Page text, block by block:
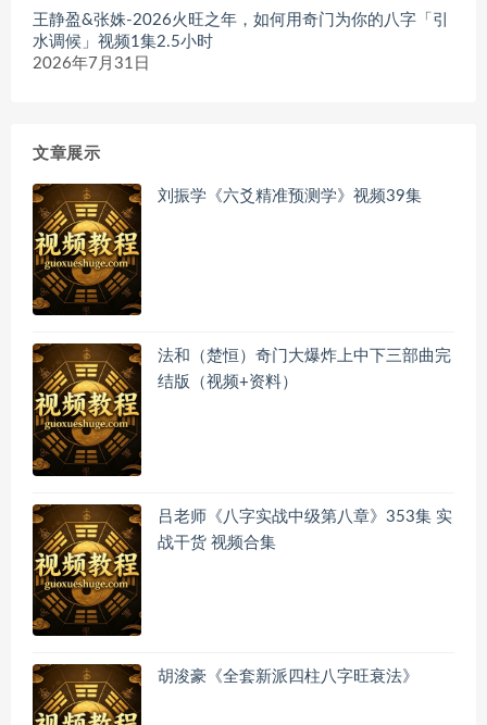
王静盈&张姝-2026火旺之年，如何用奇门为你的八字「引
水调候」视频1集2.5小时
2026年7月31日
文章展示
刘振学《六爻精准预测学》视频39集
法和（楚恒）奇门大爆炸上中下三部曲完
结版（视频+资料）
吕老师《八字实战中级第八章》353集 实
战干货 视频合集
胡浚豪《全套新派四柱八字旺衰法》